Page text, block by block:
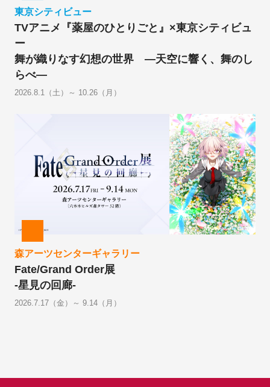
東京シティビュー
TVアニメ『薬屋のひとりごと』×東京シティビュ
ー
舞が織りなす幻想の世界 ―天空に響く、舞のし
らべ―
2026.8.1（土）～ 10.26（月）
森アーツセンターギャラリー
Fate/Grand Order展
-星見の回廊-
2026.7.17（金）～ 9.14（月）